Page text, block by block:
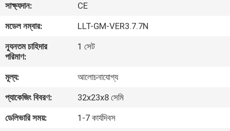
সম্পর্কে
কারখানা
মান
নিয়ন্ত্রণ
সাক্ষ্যদান:
CE
মডেল নম্বার:
LLT-GM-VER3.7.7N
ন্যূনতম চাহিদার
পরিমাণ:
1 সেট
মূল্য:
আলোচনাযোগ্য
প্যাকেজিং বিবরণ:
32x23x8 সেমি
ডেলিভারি সময়:
1-7 কার্যদিবস